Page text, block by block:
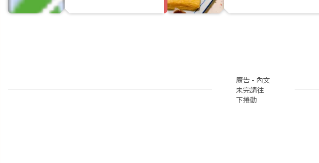
廣告 - 內文
未完請往
下捲動